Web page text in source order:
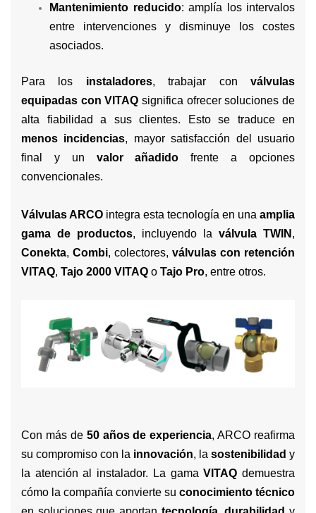
Mantenimiento reducido: amplía los intervalos
entre intervenciones y disminuye los costes
asociados.
Para los instaladores, trabajar conválvulas
equipadas con VITAQ significa ofrecer soluciones de
alta fiabilidad a sus clientes. Esto se traduce en
menos incidencias, mayor satisfacción del usuario
final y un valor añadido frente a opciones
convencionales.
Válvulas ARCO integra esta tecnología en una amplia
gama de productos, incluyendo la válvula TWIN ,
Conekta, Combi, colectores, válvulas con retención
VITAQ, Tajo 2000 VITAQ o Tajo Pro, entre otros.
Con más de 50 años de experiencia, ARCO reafirma
su compromiso con la innovación, la sostenibilidad y
la atención al instalador. La gamaVITAQ demuestra
cómo la compañía convierte su conocimiento técnico